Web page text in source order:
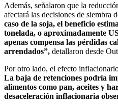
Además, señalaron que la
afectará las decisiones de siembra
caso de la soja, el beneficio
tonelada, o aproximadamente
apenas compensa las pérdidas
arrendados”, detallaron desde
Por otro lado, el efecto
La baja de retenciones podría
alimentos como pan, aceites y
desaceleración inflacionaria